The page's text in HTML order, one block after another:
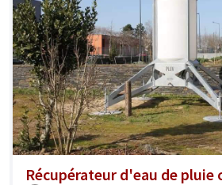
Récupérateur d'eau de